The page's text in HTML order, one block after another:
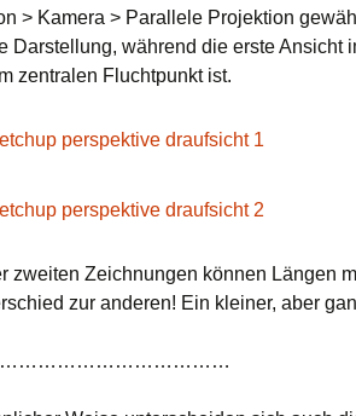
> Kamera > Parallele Projektion
Darstellung, während die erste Ansicht
zentralen Fluchtpunkt ist.
zweiten Zeichnungen können Längen
zur anderen! Ein kleiner, aber